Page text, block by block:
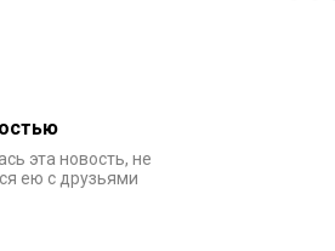
эта новость, не
ею с друзьями